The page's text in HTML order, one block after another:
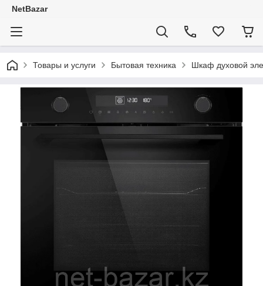
NetBazar
Товары и услуги Бытовая техника Шкаф духовой